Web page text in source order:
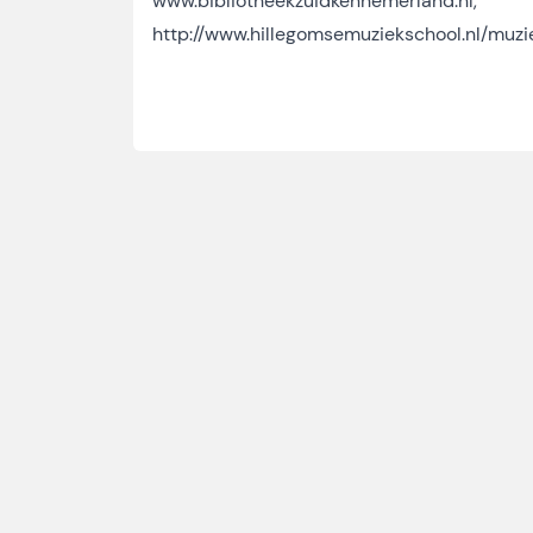
http://www.hillegomsemuziekschool.nl/